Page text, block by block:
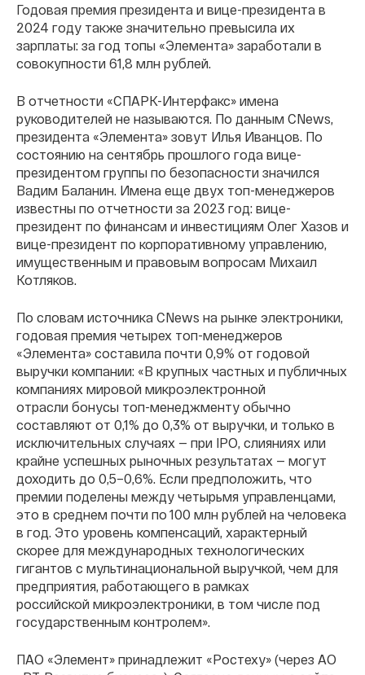
Годовая премия президента и вице-президента в
2024 году также значительно превысила их
зарплаты: за год топы «Элемента» заработали в
совокупности 61,8 млн рублей.
В отчетности «СПАРК-Интерфакс» имена
руководителей не называются. По данным CNews,
президента «Элемента» зовут Илья Иванцов. По
состоянию на сентябрь прошлого года вице-
президентом группы по безопасности значился
Вадим Баланин. Имена еще двух топ-менеджеров
известны по отчетности за 2023 год: вице-
президент по финансам и инвестициям Олег Хазов и
вице-президент по корпоративному управлению,
имущественным и правовым вопросам Михаил
Котляков.
По словам источника CNews на рынке электроники,
годовая премия четырех топ-менеджеров
«Элемента» составила почти 0,9% от годовой
выручки компании: «В крупных частных и публичных
компаниях мировой микроэлектронной
отрасли бонусы топ-менеджменту обычно
составляют от 0,1% до 0,3% от выручки, и только в
исключительных случаях — при IPO, слияниях или
крайне успешных рыночных результатах — могут
доходить до 0,5–0,6%. Если предположить, что
премии поделены между четырьмя управленцами,
это в среднем почти по 100 млн рублей на человека
в год. Это уровень компенсаций, характерный
скорее для международных технологических
гигантов с мультинациональной выручкой, чем для
предприятия, работающего в рамках
российской микроэлектроники, в том числе под
государственным контролем».
ПАО «Элемент» принадлежит «Ростеху» (через АО